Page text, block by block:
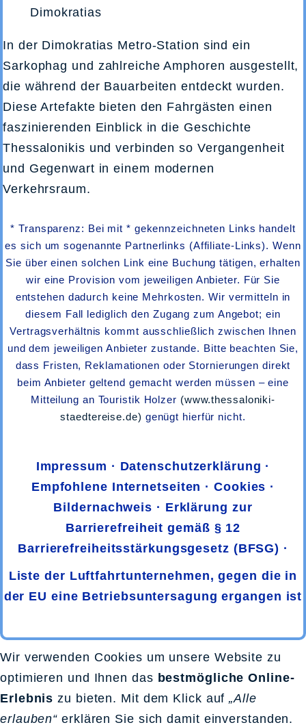
Dimokratias
In der Dimokratias Metro-Station sind ein
Sarkophag und zahlreiche Amphoren ausgestellt,
die während der Bauarbeiten entdeckt wurden.
Diese Artefakte bieten den Fahrgästen einen
faszinierenden Einblick in die Geschichte
Thessalonikis und verbinden so Vergangenheit
und Gegenwart in einem modernen
Verkehrsraum.
* Transparenz: Bei mit * gekennzeichneten Links handelt
es sich um sogenannte Partnerlinks (Affiliate-Links). Wenn
Sie über einen solchen Link eine Buchung tätigen, erhalten
wir eine Provision vom jeweiligen Anbieter. Für Sie
entstehen dadurch keine Mehrkosten. Wir vermitteln in
diesem Fall lediglich den Zugang zum Angebot; ein
Vertragsverhältnis kommt ausschließlich zwischen Ihnen
und dem jeweiligen Anbieter zustande. Bitte beachten Sie,
dass Fristen, Reklamationen oder Stornierungen direkt
beim Anbieter geltend gemacht werden müssen – eine
Mitteilung an Touristik Holzer (www.thessaloniki-
staedtereise.de) genügt hierfür nicht.
Impressum · Datenschutzerklärung ·
Empfohlene Internetseiten ·Cookies ·
Bildernachweis · Erklärung zur
Barrierefreiheit gemäß § 12
Barrierefreiheitsstärkungsgesetz (BFSG) ·
Liste der Luftfahrtunternehmen, gegen die in
der EU eine Betriebsuntersagung ergangen ist
Wir verwenden Cookies um unsere Website zu
optimieren und Ihnen das bestmögliche Online-
Erlebnis zu bieten. Mit dem Klick auf„Alle
erlauben“ erklären Sie sich damit einverstanden.